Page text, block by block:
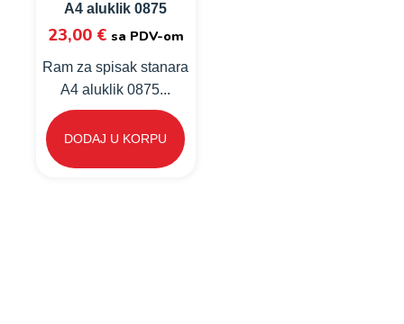
A4 aluklik 0875
23,00 € sa PDV-om
Ram za spisak stanara
A4 aluklik 0875...
DODAJ U KORPU